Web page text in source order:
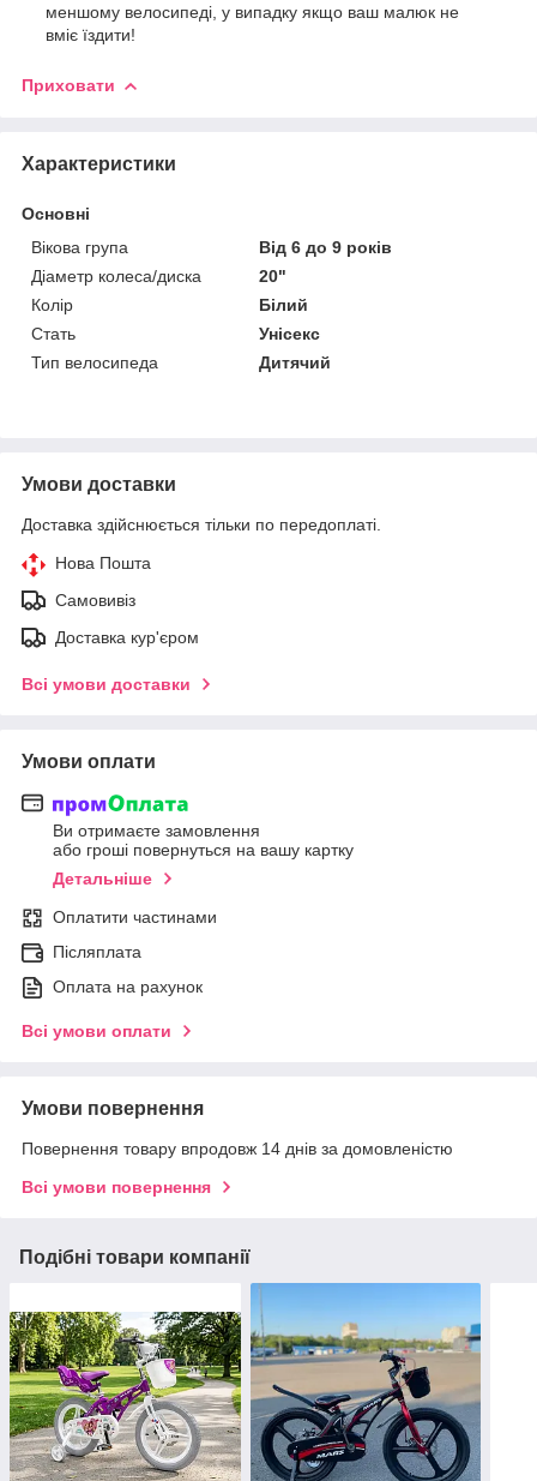
меншому велосипеді, у випадку якщо ваш малюк не
вміє їздити!
Приховати
Характеристики
Основні
Вікова група
Від 6 до 9 років
Діаметр колеса/диска
20"
Колір
Білий
Стать
Унісекс
Тип велосипеда
Дитячий
Умови доставки
Доставка здійснюється тільки по передоплаті.
Нова Пошта
Самовивіз
Доставка кур'єром
Всі умови доставки
Умови оплати
Ви отримаєте замовлення
або гроші повернуться на вашу картку
Детальніше
Оплатити частинами
Післяплата
Оплата на рахунок
Всі умови оплати
Умови повернення
Повернення товару впродовж 14 днів за домовленістю
Всі умови повернення
Подібні товари компанії